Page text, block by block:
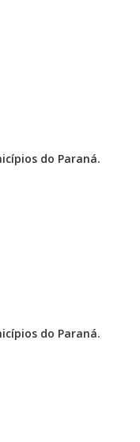
do Paraná.
do Paraná.